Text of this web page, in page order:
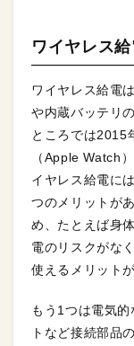
ワイヤレス
ワイヤレス給電
や内蔵バッテリ
ところでは2015
（Apple Watch
イヤレス給電に
つのメリットが
め、たとえば身
電のリスクがな
使えるメリットが
もう1つは電気
トなど接続部品